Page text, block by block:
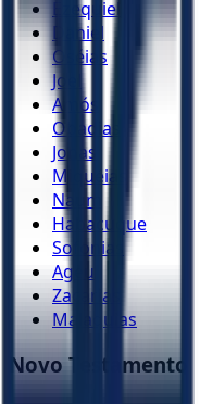
Ezequiel
Daniel
Oséias
Joel
Amós
Obadias
Jonas
Miquéias
Naum
Habacuque
Sofonias
Ageu
Zacarias
Malaquias
Novo Testamento